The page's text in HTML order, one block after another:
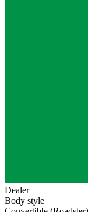
Dealer
Body style